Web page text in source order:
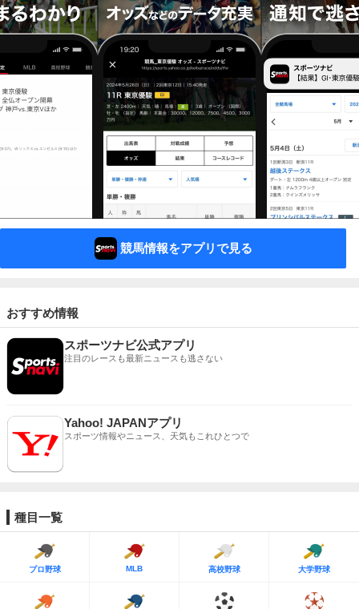
競馬情報をアプリで見る
おすすめ情報
スポーツナビ公式アプリ
注目のレースも最新ニュースも逃さない
Yahoo! JAPANアプリ
スポーツ情報やニュース、天気もこれひとつで
種目一覧
プロ野球 MLB 高校野球 大学野球